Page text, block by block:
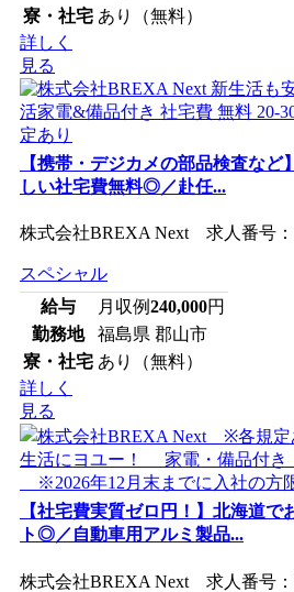
寮・社宅 あり（無料）
詳しく
見る
【携帯・デジカメの部品検査など
しい社宅費無料◎／赴任...
株式会社BREXA Next 求人番号：
スペシャル
給与
月収例240,000円
勤務地
福島県 郡山市
寮・社宅 あり（無料）
詳しく
見る
【社宅費実質ゼロ円！】北海道で
ト◎／自動車用アルミ製品...
株式会社BREXA Next 求人番号：